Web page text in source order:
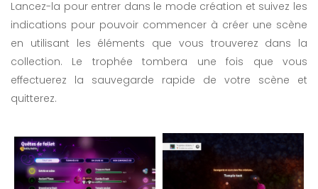
Lancez-la pour entrer dans le mode création et suivez les
indications pour pouvoir commencer à créer une scène
en utilisant les éléments que vous trouverez dans la
collection. Le trophée tombera une fois que vous
effectuerez la sauvegarde rapide de votre scène et
quitterez.